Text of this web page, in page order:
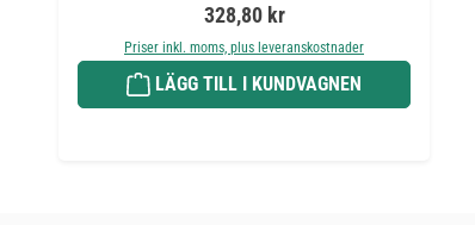
Ordinarie pris:
328,80 kr
Priser inkl. moms, plus leveranskostnader
LÄGG TILL I KUNDVAGNEN